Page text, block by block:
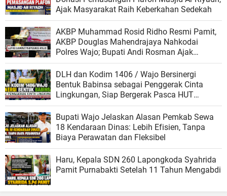
Ajak Masyarakat Raih Keberkahan Sedekah
AKBP Muhammad Rosid Ridho Resmi Pamit,
AKBP Douglas Mahendrajaya Nahkodai
Polres Wajo; Bupati Andi Rosman Ajak
Perkuat Sinergi Jaga Kamtibmas
DLH dan Kodim 1406 / Wajo Bersinergi
Bentuk Babinsa sebagai Penggerak Cinta
Lingkungan, Siap Bergerak Pasca HUT
Kemerdekaan
Bupati Wajo Jelaskan Alasan Pemkab Sewa
18 Kendaraan Dinas: Lebih Efisien, Tanpa
Biaya Perawatan dan Fleksibel
Haru, Kepala SDN 260 Lapongkoda Syahrida
Pamit Purnabakti Setelah 11 Tahun Mengabdi